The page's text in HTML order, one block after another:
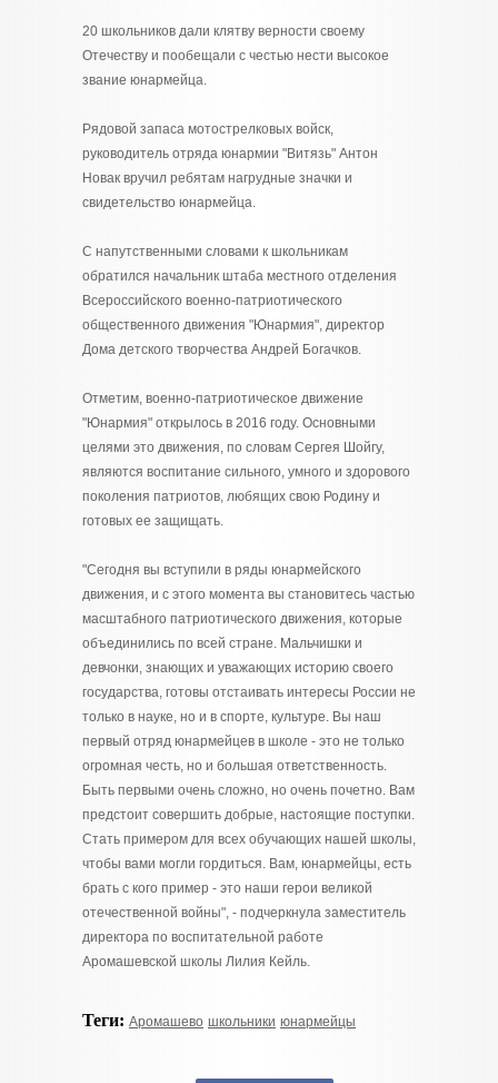
20 школьников дали клятву верности своему
Отечеству и пообещали с честью нести высокое
звание юнармейца.
Рядовой запаса мотострелковых войск,
руководитель отряда юнармии "Витязь" Антон
Новак вручил ребятам нагрудные значки и
свидетельство юнармейца.
С напутственными словами к школьникам
обратился начальник штаба местного отделения
Всероссийского военно-патриотического
общественного движения "Юнармия", директор
Дома детского творчества Андрей Богачков.
Отметим, военно-патриотическое движение
"Юнармия" открылось в 2016 году. Основными
целями это движения, по словам Сергея Шойгу,
являются воспитание сильного, умного и здорового
поколения патриотов, любящих свою Родину и
готовых ее защищать.
"Сегодня вы вступили в ряды юнармейского
движения, и с этого момента вы становитесь частью
масштабного патриотического движения, которые
объединились по всей стране. Мальчишки и
девчонки, знающих и уважающих историю своего
государства, готовы отстаивать интересы России не
только в науке, но и в спорте, культуре. Вы наш
первый отряд юнармейцев в школе - это не только
огромная честь, но и большая ответственность.
Быть первыми очень сложно, но очень почетно. Вам
предстоит совершить добрые, настоящие поступки.
Стать примером для всех обучающих нашей школы,
чтобы вами могли гордиться. Вам, юнармейцы, есть
брать с кого пример - это наши герои великой
отечественной войны", - подчеркнула заместитель
директора по воспитательной работе
Аромашевской школы Лилия Кейль.
Теги: Аромашево школьники юнармейцы